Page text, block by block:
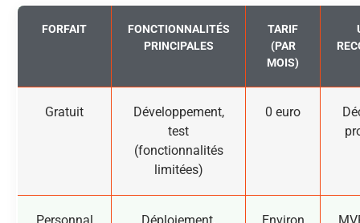
FORFAIT
FONCTIONNALITÉS
PRINCIPALES
TARIF
(PAR
MOIS)
Gratuit
Développement,
test
(fonctionnalités
limitées)
0 euro